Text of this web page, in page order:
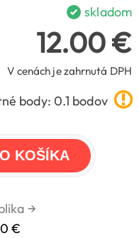
skladom
12.00 €
V cenách je zahrnutá DPH
body: 0.1 bodov
KOŠÍKA
→
€